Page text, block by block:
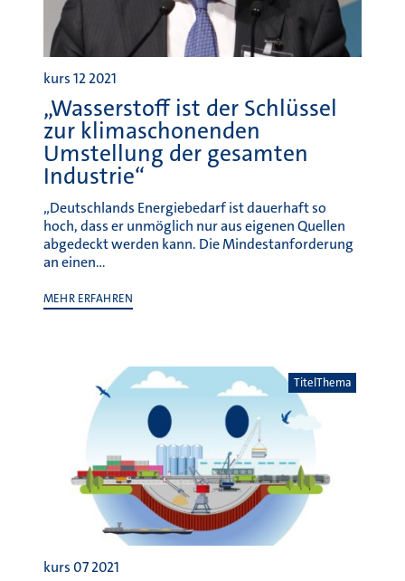
kurs 12 2021
„Wasserstoff ist der Schlüssel
zur klimaschonenden
Umstellung der gesamten
Industrie“
„Deutschlands Energiebedarf ist dauerhaft so
hoch, dass er unmöglich nur aus eigenen Quellen
abgedeckt werden kann. Die Mindestanforderung
an einen…
MEHR ERFAHREN
TitelThema
kurs 07 2021